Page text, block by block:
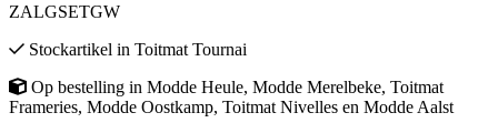
ZALGSETGW
Stockartikel in Toitmat Tournai
Op bestelling in Modde Heule, Modde Merelbeke, Toitmat
Frameries, Modde Oostkamp, Toitmat Nivelles en Modde Aalst